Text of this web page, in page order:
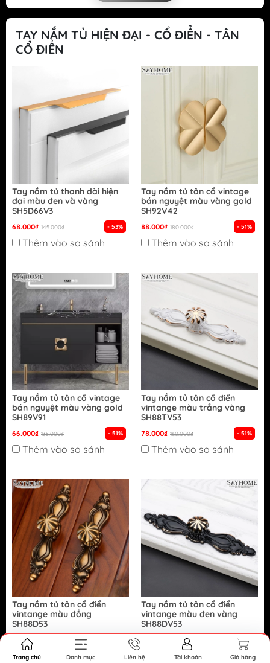
TAY NẮM TỦ HIỆN ĐẠI - CỔ ĐIỂN - TÂN
CỔ ĐIỂN
Tay nắm tủ thanh dài hiện
đại màu đen và vàng
SH5D66V3
68.000₫ 145.000₫ - 53%
Thêm vào so sánh
Tay nắm tủ tân cổ vintage
bán nguyệt màu vàng gold
SH92V42
88.000₫ 180.000₫ - 51%
Thêm vào so sánh
Tay nắm tủ tân cổ vintage
bán nguyệt màu vàng gold
SH89V91
66.000₫ 135.000₫ - 51%
Thêm vào so sánh
Tay nắm tủ tân cổ điển
vintange màu trắng vàng
SH88TV53
78.000₫ 160.000₫ - 51%
Thêm vào so sánh
Tay nắm tủ tân cổ điển
vintange màu đồng
SH88D53
86.000₫
Thêm vào so sánh
Tay nắm tủ tân cổ điển
vintange màu đen vàng
SH88DV53
160.000₫ - 51%
Thêm vào so sánh
Trang chủ Danh mục Liên hệ Tài khoản Giỏ hàng